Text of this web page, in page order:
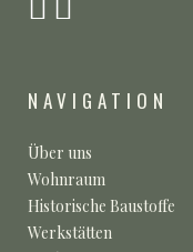
NAVIGATION
Über uns
Wohnraum
Historische Baustoffe
Werkstätten